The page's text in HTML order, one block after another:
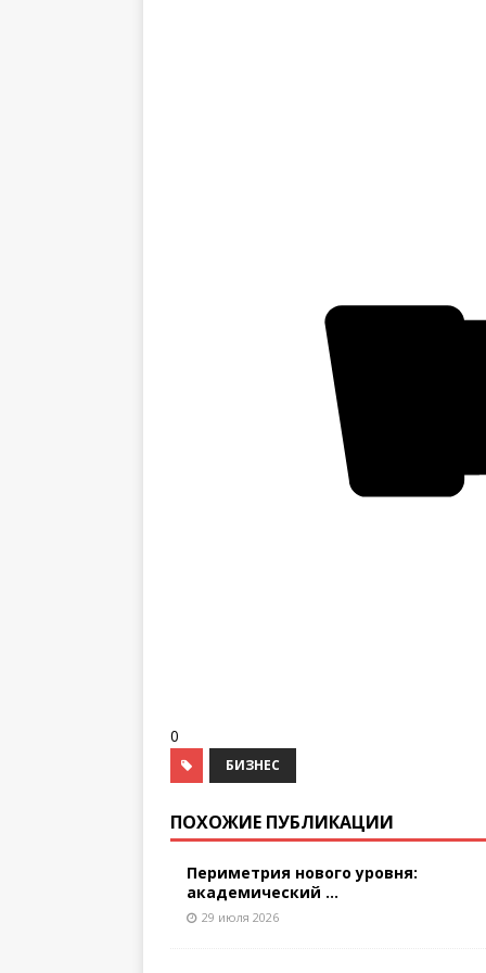
0
БИЗНЕС
ПОХОЖИЕ ПУБЛИКАЦИИ
Периметрия нового уровня:
академический ...
29 июля 2026